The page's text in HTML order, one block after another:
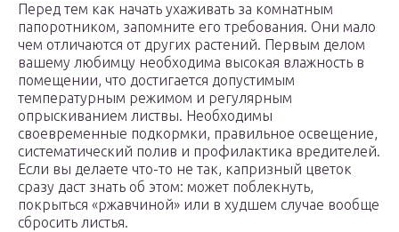
Перед тем как начать ухаживать за комнатным
папоротником, запомните его требования. Они мало
чем отличаются от других растений. Первым делом
вашему любимцу необходима высокая влажность в
помещении, что достигается допустимым
температурным режимом и регулярным
опрыскиванием листвы. Необходимы
своевременные подкормки, правильное освещение,
систематический полив и профилактика вредителей.
Если вы делаете что-то не так, капризный цветок
сразу даст знать об этом: может поблекнуть,
покрыться «ржавчиной» или в худшем случае вообще
сбросить листья.